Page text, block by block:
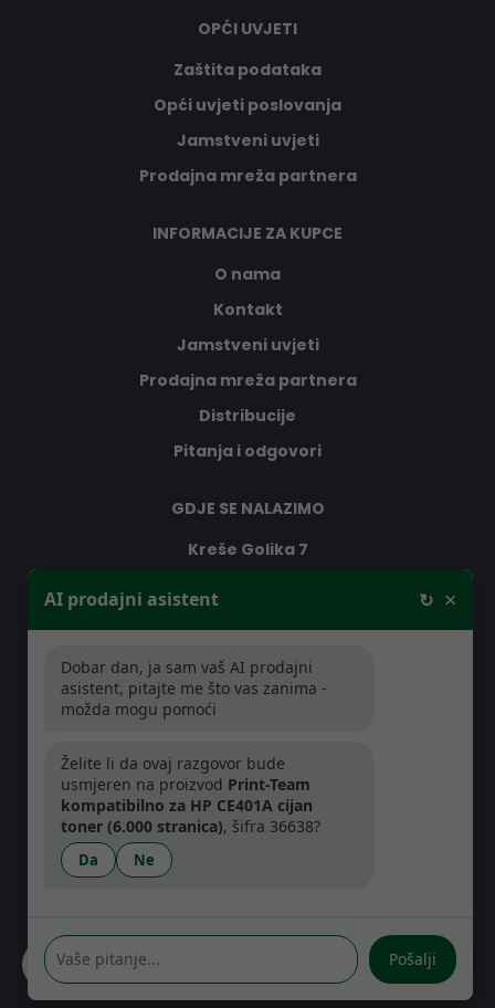
OPĆI UVJETI
Zaštita podataka
Opći uvjeti poslovanja
Jamstveni uvjeti
Prodajna mreža partnera
INFORMACIJE ZA KUPCE
O nama
Kontakt
Jamstveni uvjeti
Prodajna mreža partnera
Distribucije
Pitanja i odgovori
GDJE SE NALAZIMO
Kreše Golika 7
RADNO VRIJEME
Pon-Čet: 08:30 - 16:30h
Pet: 08:30 - 16:00h
AI prodajni asistent ↻ ×
Dobar dan, ja sam vaš AI prodajni
asistent, pitajte me što vas zanima -
možda mogu pomoći
Želite li da ovaj razgovor bude
usmjeren na proizvod Print-Team
kompatibilno za HP CE401A cijan
toner (6.000 stranica), šifra 36638?
Da Ne
Pošalji